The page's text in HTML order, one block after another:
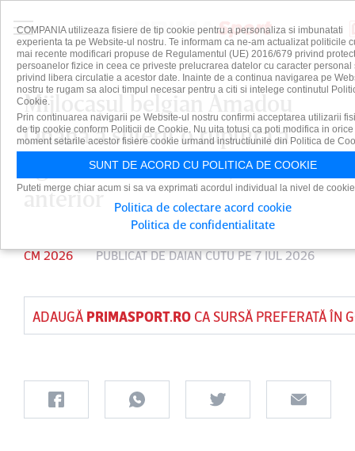
Mijlocaşul belgian Amadou
Onana a suferit o ruptură a
ligamentului încrucişat
anterior
CM 2026 PUBLICAT DEDAIAN CUTUPE 7 IUL 2026
ADAUGĂ PRIMASPORT.ROCA SURSĂ PREFERATĂ ÎN
COMPANIA utilizeaza fisiere de tip cookie pentru a personaliza si imbunatati
experienta ta pe Website-ul nostru. Te informam ca ne-am actualizat politicile
mai recente modificari propuse de Regulamentul (UE) 2016/679 privind
persoanelor fizice in ceea ce priveste prelucrarea datelor cu caracter personal
privind libera circulatie a acestor date. Inainte de a continua navigarea pe
nostru te rugam sa aloci timpul necesar pentru a citi si intelege continutul
Cookie.
Prin continuarea navigarii pe Website-ul nostru confirmi acceptarea utilizarii
de tip cookie conform Politicii de Cookie. Nu uita totusi ca poti modifica in orice
moment setarile acestor fisiere cookie urmand instructiunile din Politica de
SUNT DE ACORD CU POLITICA DE COOKIE
Puteti merge chiar acum si sa va exprimati acordul individual la nivel de
Politica de colectare acord cookie
Politica de confidentialitate